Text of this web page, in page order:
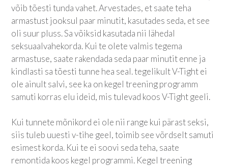
võib tõesti tunda vahet. Arvestades, et saate teha
armastust jooksul paar minutit, kasutades seda, et see
oli suur pluss. Sa võiksid kasutada nii lähedal
seksuaalvahekorda. Kui te olete valmis tegema
armastuse, saate rakendada seda paar minutit enne ja
kindlasti sa tõesti tunne hea seal. tegelikult V-Tight ei
ole ainult salvi, see ka on kegel treening programm
samuti korras elu ideid, mis tulevad koos V-Tight geeli.
Kui tunnete mõnikord ei ole nii range kui pärast seksi,
siis tuleb uuesti v-tihe geel, toimib see võrdselt samuti
esimest korda. Kui te ei soovi seda teha, saate
remontida koos kegel programmi. Kegel treening